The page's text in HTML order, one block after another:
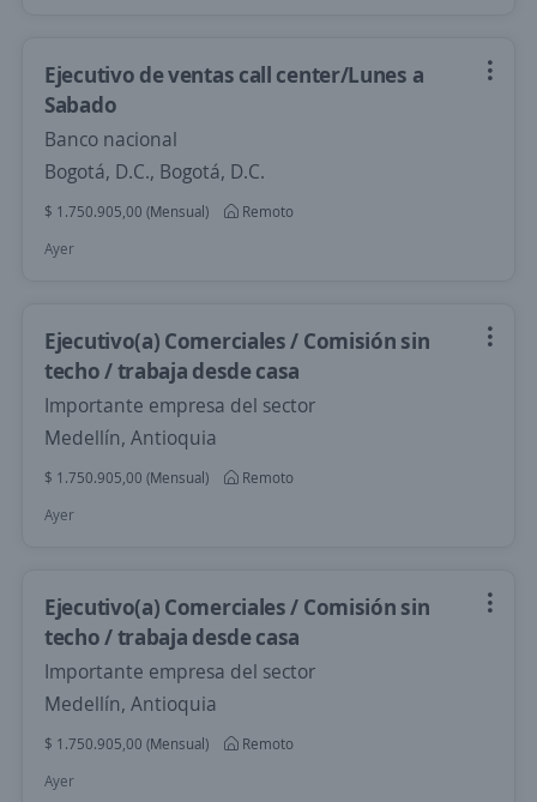
Ejecutivo de ventas call center/Lunes a
Sabado
Banco nacional
Bogotá, D.C., Bogotá, D.C.
$ 1.750.905,00 (Mensual)
Remoto
Ayer
Ejecutivo(a) Comerciales / Comisión sin
techo / trabaja desde casa
Importante empresa del sector
Medellín, Antioquia
$ 1.750.905,00 (Mensual)
Remoto
Ayer
Ejecutivo(a) Comerciales / Comisión sin
techo / trabaja desde casa
Importante empresa del sector
Medellín, Antioquia
$ 1.750.905,00 (Mensual)
Remoto
Ayer